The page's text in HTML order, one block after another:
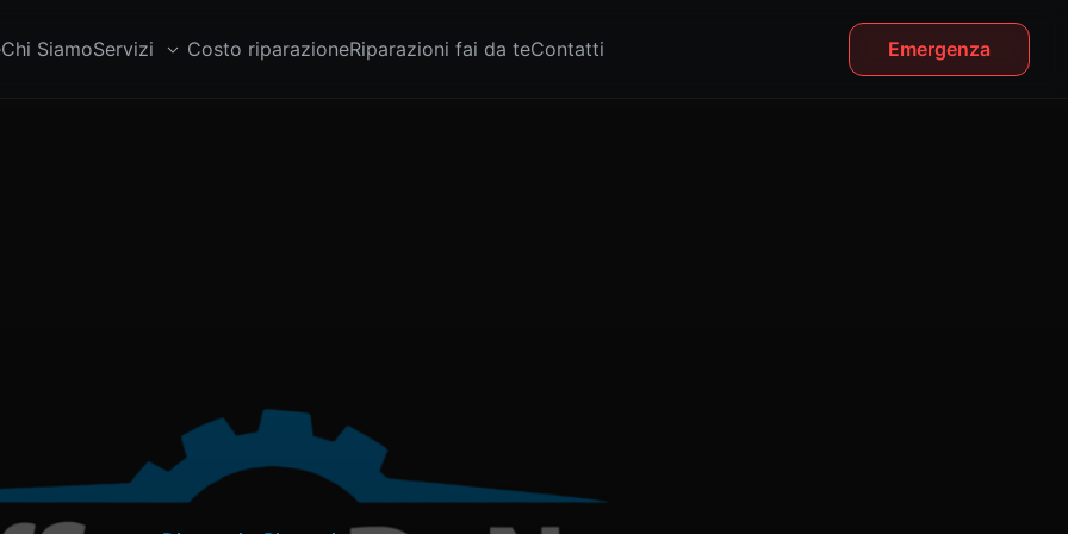
Chi SiamoServizi Costo riparazioneRiparazioni fai da teContatti Emergenza